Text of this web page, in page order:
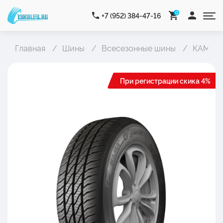
+7 (952) 384-47-16 0
Главная Шины Всесезонные шины КАМА
При регистрации скика 4%